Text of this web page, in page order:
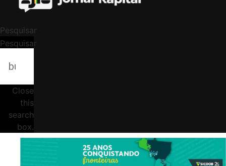
Pesquisar
Pesquisar
Close
this
search
box.